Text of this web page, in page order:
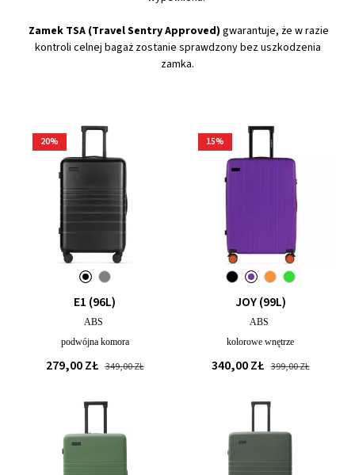
Zamek TSA (Travel Sentry Approved) gwarantuje, że w razie
kontroli celnej bagaż zostanie sprawdzony bez uszkodzenia
zamka.
20%
E1 (96L)
ABS
podwójna komora
279,00 ZŁ 349,00 ZŁ
15%
JOY (99L)
ABS
kolorowe wnętrze
340,00 ZŁ 399,00 ZŁ